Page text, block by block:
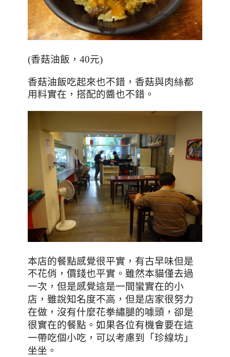
(香菇油飯，40元)
香菇油飯吃起來也不錯，香菇與肉絲都
用料實在，搭配的醬也不錯。
本店的餐點感覺很平實，有古早味但是
不花俏，價錢也平實。 雖然本貓僅去過
一次 ，但是感覺這是一間蠻實在的小
店，雖說知名度不高，但是店家很努力
在做，沒有什麼花拳繡腿的噱頭，卻是
很實在的餐點。如果各位有機會要在這
一帶吃個小吃，可以考慮到「珍線坊」
坐坐。